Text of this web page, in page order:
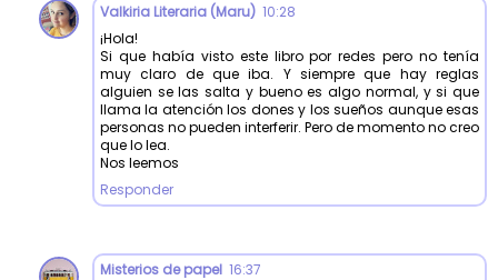
Valkiria Literaria (Maru) 10:28
¡Hola!
Si que había visto este libro por redes pero no tenía
muy claro de que iba. Y siempre que hay reglas
alguien se las salta y bueno es algo normal, y si que
llama la atención los dones y los sueños aunque esas
personas no pueden interferir. Pero de momento no creo
que lo lea.
Nos leemos
Responder
Misterios de papel 16:37